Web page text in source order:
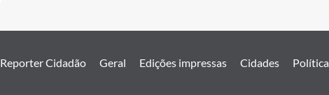
Reporter Cidadão Geral Edições impressas Cidades Política